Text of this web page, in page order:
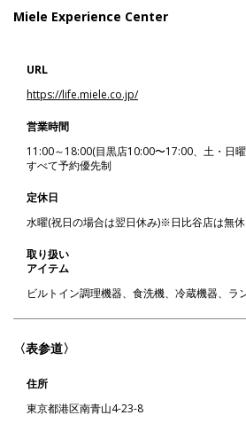
Miele Experience Center
URL
https://life.miele.co.jp/
営業時間
11:00～18:00(目黒店10:00〜17:00、土・
すべて予約優先制
定休日
水曜(祝日の場合は翌日休み)※日比谷店は無休
取り扱い
アイテム
ビルトイン調理機器、食洗機、冷蔵機器、ラ
〈表参道〉
住所
東京都港区南青山4-23-8